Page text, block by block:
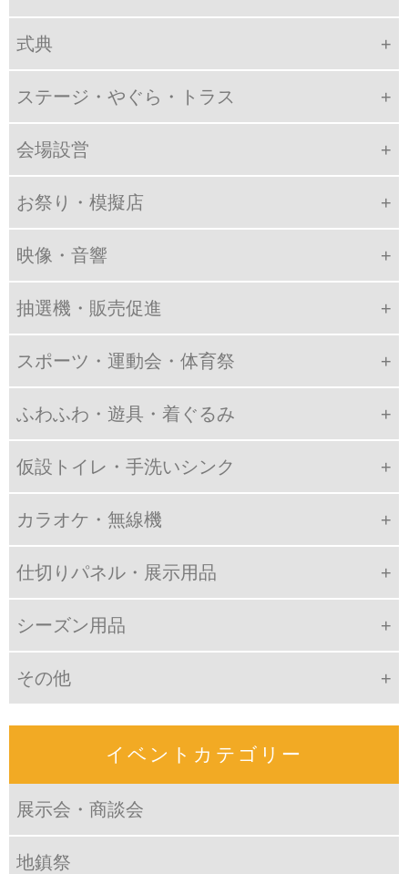
式典
ステージ・やぐら・トラス
会場設営
お祭り・模擬店
映像・音響
抽選機・販売促進
スポーツ・運動会・体育祭
ふわふわ・遊具・着ぐるみ
仮設トイレ・手洗いシンク
カラオケ・無線機
仕切りパネル・展示用品
シーズン用品
その他
イベントカテゴリー
展示会・商談会
地鎮祭